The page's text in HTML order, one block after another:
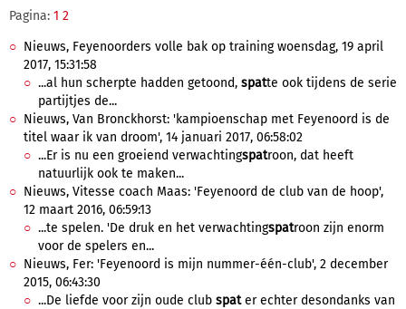
Pagina: 1 2
Nieuws, Feyenoorders volle bak op training woensdag, 19 april
2017, 15:31:58
...al hun scherpte hadden getoond, spatte ook tijdens de serie
partijtjes de...
Nieuws, Van Bronckhorst: 'kampioenschap met Feyenoord is de
titel waar ik van droom', 14 januari 2017, 06:58:02
...Er is nu een groeiend verwachtingspatroon, dat heeft
natuurlijk ook te maken...
Nieuws, Vitesse coach Maas: 'Feyenoord de club van de hoop',
12 maart 2016, 06:59:13
...te spelen. 'De druk en het verwachtingspatroon zijn enorm
voor de spelers en...
Nieuws, Fer: 'Feyenoord is mijn nummer-één-club', 2 december
2015, 06:43:30
...De liefde voor zijn oude club spater echter desondanks van